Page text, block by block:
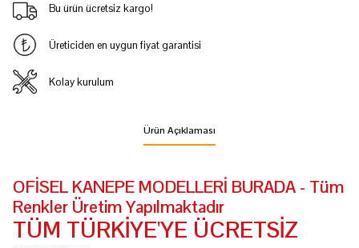
Bu ürün ücretsiz kargo!
Üreticiden en uygun fiyat garantisi
Kolay kurulum
Ürün Açıklaması
OFİSEL KANEPE MODELLERİ BURADA - Tüm
Renkler Üretim Yapılmaktadır
TÜM TÜRKİYE'YE ÜCRETSİZ